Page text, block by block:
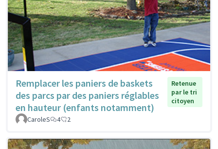
Remplacer les paniers de baskets
des parcs par des paniers réglables
en hauteur (enfants notamment)
Retenue
par le tri
citoyen
CaroleS 4 2